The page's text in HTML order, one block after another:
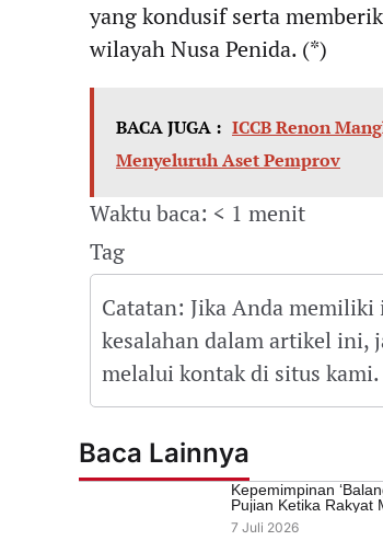
yang kondusif serta
wilayah Nusa Penida. (*)
BACA JUGA : ICCB Renon
Menyeluruh Aset Pemprov
Waktu baca: < 1 menit
Tag
Catatan: Jika Anda
kesalahan dalam artikel ini,
melalui kontak di situs kami.
Baca Lainnya
Kepemimpinan
Pujian Ketika Rakyat
7 Juli 2026